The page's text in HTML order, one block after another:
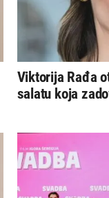
Viktorija Rađa
salatu koja